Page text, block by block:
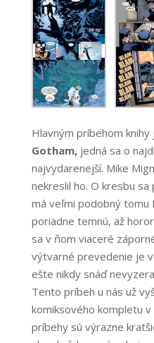
Hlavným príbehom knihy
Gotham, jedná sa o
najvydarenejší. Mike
nekreslil ho. O kresbu
má veľmi podobný tomu
poriadne temnú, až
sa v ňom viaceré
výtvarné prevedenie je
ešte nikdy snáď
Tento príbeh u nás už
komiksového kompletu
príbehy sú výrazne